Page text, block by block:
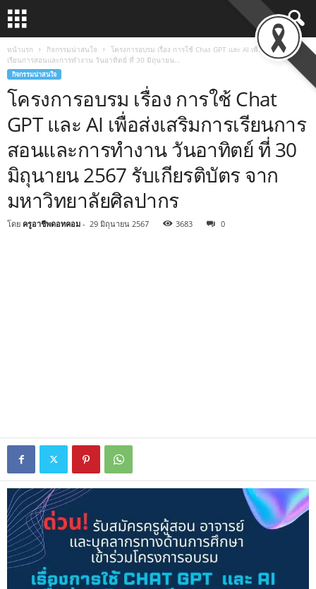
หน้าแรก กิจกรรมน่าสนใจ
โครงการอบรม เรื่อง การใช้ Chat GPT และ AI เพื่อส่งเสริมการ
เรียนการสอนและการทำงาน วันอาทิตย์ ที่ 30 มิถุนายน...
กิจกรรมน่าสนใจ
โครงการอบรม เรื่อง การใช้ Chat
GPT และ AI เพื่อส่งเสริมการเรียนการ
สอนและการทำงาน วันอาทิตย์ ที่ 30
มิถุนายน 2567 รับเกียรติบัตร จาก
มหาวิทยาลัยศิลปากร
โดย ครูอาชีพดอทคอม - 29 มิถุนายน 2567 3683 0